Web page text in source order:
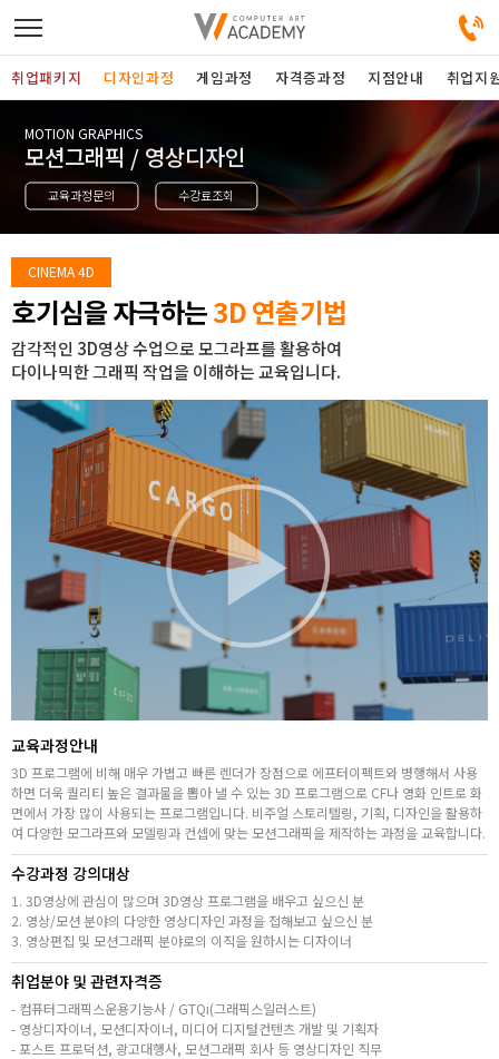
디자인정규과정
디자인단과과정
게임과정
자격증과정
커뮤니티
취업패키지
취업지원센터
고객상담센터
아카데미소개
지점별 홈페이지
취업패키지 디자인과정 게임과정 자격증과정 지점안내 취업지
MOTION GRAPHICS
모션그래픽 / 영상디자인
교육과정문의 수강료조회
CINEMA 4D
호기심을 자극하는3D 연출기법
감각적인 3D영상 수업으로 모그라프를 활용하여
다이나믹한 그래픽 작업을 이해하는 교육입니다.
교육과정안내
3D 프로그램에 비해 매우 가볍고 빠른 렌더가 장점으로 에프터이펙트와 병행해서 사용
하면 더욱 퀄리티 높은 결과물을 뽑아 낼 수 있는 3D 프로그램으로 CF나 영화 인트로 화
면에서 가장 많이 사용되는 프로그램입니다. 비주얼 스토리텔링, 기획, 디자인을 활용하
여 다양한 모그라프와 모델링과 컨셉에 맞는 모션그래픽을 제작하는 과정을 교육합니다.
수강과정 강의대상
1. 3D영상에 관심이 많으며 3D영상 프로그램을 배우고 싶으신 분
2. 영상/모션 분야의 다양한 영상디자인 과정을 접해보고 싶으신 분
3. 영상편집 및 모션그래픽 분야로의 이직을 원하시는 디자이너
취업분야 및 관련자격증
- 컴퓨터그래픽스운용기능사 / GTQi(그래픽스일러스트)
- 영상디자이너, 모션디자이너, 미디어 디지털컨텐츠 개발 및 기획자
- 포스트 프로덕션, 광고대행사, 모션그래픽 회사 등 영상디자인 직무